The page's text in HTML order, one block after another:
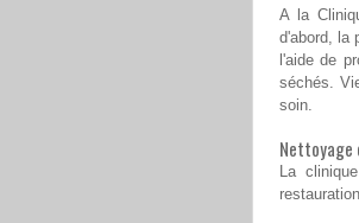
A la
d'abord, la
l'aide de
séchés.
soin.
Nettoyage
La